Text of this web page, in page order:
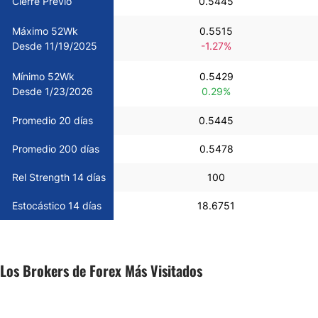
Todas las Divisas
Materias Primas
Indices
Máximo 52Wk
Desde 11/19/2025
0.5515
-1.27%
Mínimo 52Wk
Desde 1/23/2026
0.5429
0.29%
Promedio 20 días 0.5445
Promedio 200 días 0.5478
Rel Strength 14 días 100
Estocástico 14 días 18.6751
Los Brokers de Forex Más Visitados